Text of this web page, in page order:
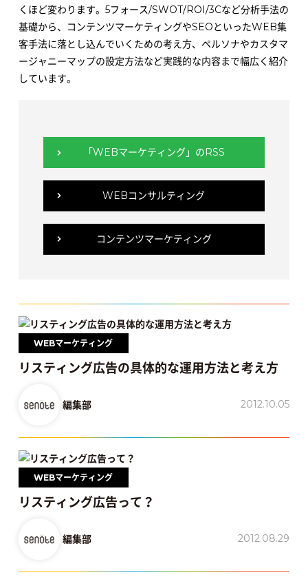
くほど変わります。5フォース/SWOT/ROI/3Cなど分析手法の
基礎から、コンテンツマーケティングやSEOといったWEB集
客手法に落とし込んでいくための考え方、ペルソナやカスタマ
ージャニーマップの設定方法など実践的な内容まで幅広く紹介
しています。
「WEBマーケティング」のRSS
WEBコンサルティング
コンテンツマーケティング
WEBマーケティング
リスティング広告の具体的な運用方法と考え方
編集部 2012.10.05
WEBマーケティング
リスティング広告って？
編集部 2012.08.29